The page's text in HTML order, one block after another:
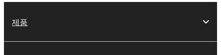
제품